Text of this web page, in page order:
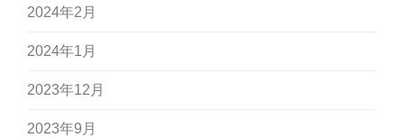
2024年2月
2024年1月
2023年12月
2023年9月